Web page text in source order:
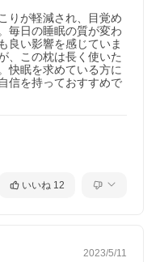
りが軽減され、目覚め
毎日の睡眠の質が変わ
良い影響を感じていま
、この枕は長く使いた
快眠を求めている方に
信を持っておすすめで
いいね 12
2023/5/11